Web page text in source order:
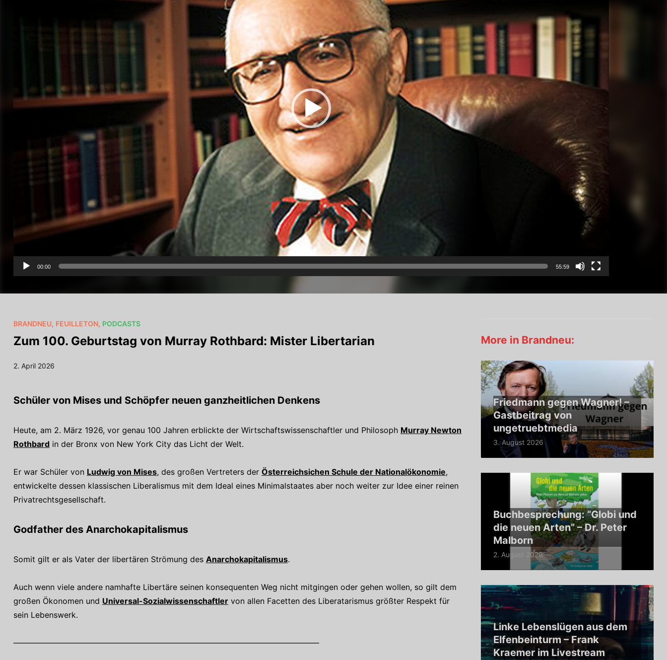
00:00 55:59
BRANDNEU, FEUILLETON, PODCASTS
Zum 100. Geburtstag von Murray Rothbard: Mister Libertarian
2. April 2026
Schüler von Mises und Schöpfer neuen ganzheitlichen Denkens
Heute, am 2. März 1926, vor genau 100 Jahren erblickte der Wirtschaftswissenschaftler und Philosoph Murray Newton
Rothbardin der Bronx von New York City das Licht der Welt.
Er war Schüler von Ludwig von Mises, des großen Vertreters der Österreichsichen Schule der Nationalökonomie,
entwickelte dessen klassischen Liberalismus mit dem Ideal eines Minimalstaates aber noch weiter zur Idee einer reinen
Privatrechtsgesellschaft.
Godfather des Anarchokapitalismus
Somit gilt er als Vater der libertären Strömung des Anarchokapitalismus.
Auch wenn viele andere namhafte Libertäre seinen konsequenten Weg nicht mitgingen oder gehen wollen, so gilt dem
großen Ökonomen und Universal-Sozialwissenschaftlervon allen Facetten des Liberatarismus größter Respekt für
sein Lebenswerk.
——————————————————————————————————————–
More in Brandneu:
Friedmann gegen Wagner! –
Gastbeitrag von
ungetruebtmedia
3. August 2026
Buchbesprechung: “Globi und
die neuen Arten” – Dr. Peter
Malborn
2. August 2026
Linke Lebenslügen aus dem
Elfenbeinturm – Frank
Kraemer im Livestream